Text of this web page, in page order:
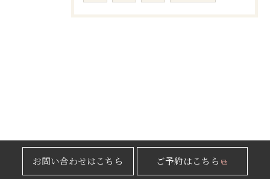
お問い合わせはこちら ご予約はこちら